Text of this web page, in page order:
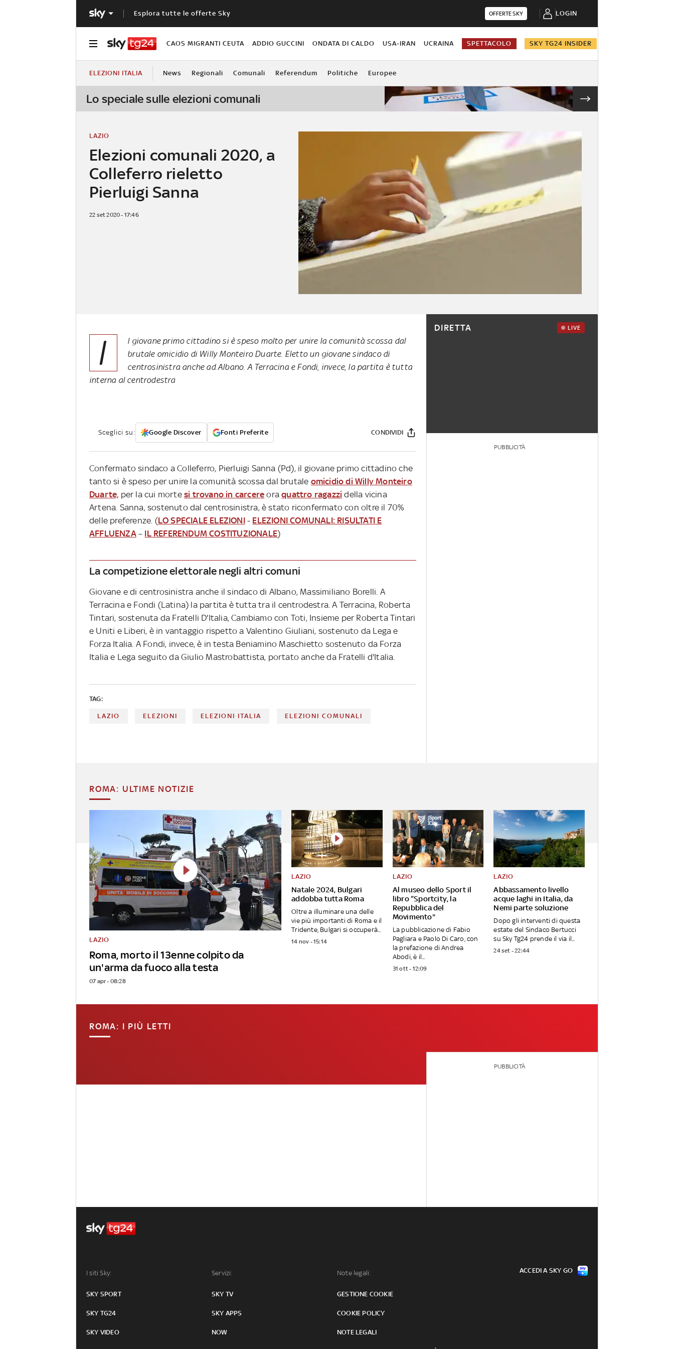
Esplora tutte le offerte Sky OFFERTE SKY LOGIN
CAOS MIGRANTI CEUTA ADDIO GUCCINI ONDATA DI CALDO USA-IRAN UCRAINA SPETTACOLO SKY TG24 INSIDER
ELEZIONI ITALIA News Regionali Comunali Referendum Politiche Europee
Lo speciale sulle elezioni comunali
Elezioni comunali 2020, a
Colleferro rieletto
Pierluigi Sanna
LAZIO
22 set 2020 - 17:46
I
l giovane primo cittadino si è speso molto per unire la comunità scossa dal
brutale omicidio di Willy Monteiro Duarte. Eletto un giovane sindaco di
centrosinistra anche ad Albano. A Terracina e Fondi, invece, la partita è tutta
interna al centrodestra
Sceglici su: Google Discover Fonti Preferite CONDIVIDI
Confermato sindaco a Colleferro, Pierluigi Sanna (Pd), il giovane primo cittadino che
tanto si è speso per unire la comunità scossa dal brutale omicidio di Willy Monteiro
Duarte, per la cui mortesi trovano in carcere oraquattro ragazzi della vicina
Artena. Sanna, sostenuto dal centrosinistra, è stato riconfermato con oltre il 70%
delle preferenze. (LO SPECIALE ELEZIONI- ELEZIONI COMUNALI: RISULTATI E
AFFLUENZA– IL REFERENDUM COSTITUZIONALE)
La competizione elettorale negli altri comuni
Giovane e di centrosinistra anche il sindaco di Albano, Massimiliano Borelli. A
Terracina e Fondi (Latina) la partita è tutta tra il centrodestra. A Terracina, Roberta
Tintari, sostenuta da Fratelli D'Italia, Cambiamo con Toti, Insieme per Roberta Tintari
e Uniti e Liberi, è in vantaggio rispetto a Valentino Giuliani, sostenuto da Lega e
Forza Italia. A Fondi, invece, è in testa Beniamino Maschietto sostenuto da Forza
Italia e Lega seguito da Giulio Mastrobattista, portato anche da Fratelli d'Italia.
TAG:
LAZIO ELEZIONI ELEZIONI ITALIA ELEZIONI COMUNALI
DIRETTA LIVE
PUBBLICITÀ
ROMA: ULTIME NOTIZIE
Roma, morto il 13enne colpito da
un'arma da fuoco alla testa
LAZIO
07 apr - 08:28
Natale 2024, Bulgari
addobba tutta Roma
LAZIO
Oltre a illuminare una delle
vie più importanti di Roma e il
Tridente, Bulgari si occuperà...
14 nov - 15:14
Al museo dello Sport il
libro “Sportcity, la
Repubblica del
Movimento"
LAZIO
La pubblicazione di Fabio
Pagliara e Paolo Di Caro, con
la prefazione di Andrea
Abodi, è il...
31 ott - 12:09
Abbassamento livello
acque laghi in Italia, da
Nemi parte soluzione
LAZIO
Dopo gli interventi di questa
estate del Sindaco Bertucci
su Sky Tg24 prende il via il...
24 set - 22:44
ROMA: I PIÙ LETTI
PUBBLICITÀ
I siti Sky:
SKY SPORT
SKY TG24
SKY VIDEO
Servizi:
SKY TV
SKY APPS
NOW
Note legali:
GESTIONE COOKIE
COOKIE POLICY
NOTE LEGALI
ACCEDI A SKY GO